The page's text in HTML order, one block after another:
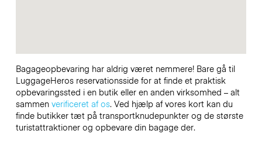
Bagageopbevaring har aldrig været nemmere! Bare gå til
LuggageHeros reservationsside for at finde et praktisk
opbevaringssted i en butik eller en anden virksomhed – alt
sammen verificeret af os. Ved hjælp af vores kort kan du
finde butikker tæt på transportknudepunkter og de største
turistattraktioner og opbevare din bagage der.